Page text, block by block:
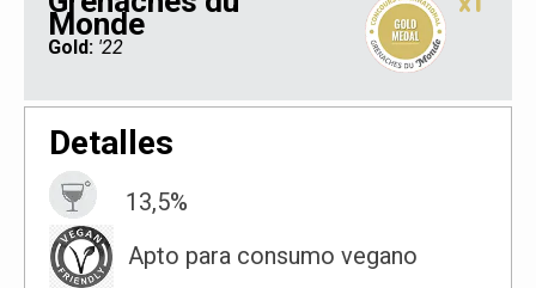
Monde
Gold: '22
Detalles
13,5%
Apto para consumo vegano